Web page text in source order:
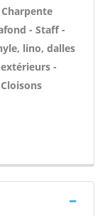
- Staff -
lino, dalles
-